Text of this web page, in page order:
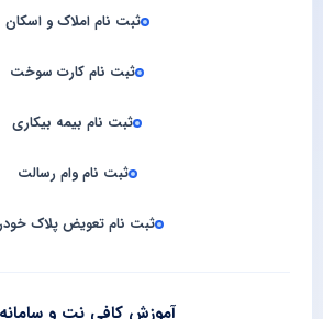
ثبت نام املاک و اسکان
ثبت نام کارت سوخت
ثبت نام بیمه بیکاری
ثبت نام وام رسالت
ثبت نام تعویض پلاک
آموزش کافی نت و